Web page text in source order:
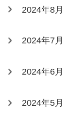
2024年8月
2024年7月
2024年6月
2024年5月